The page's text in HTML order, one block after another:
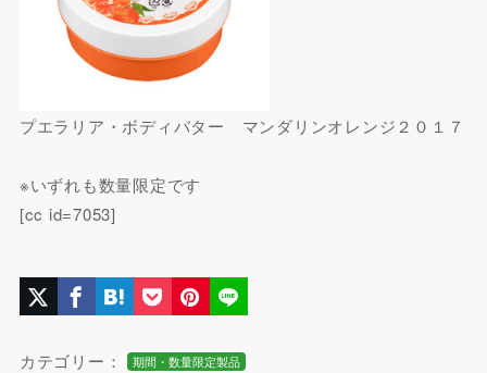
プエラリア・ボディバター マンダリンオレンジ２０１７
※いずれも数量限定です
[cc id=7053]
カテゴリー： 期間・数量限定製品